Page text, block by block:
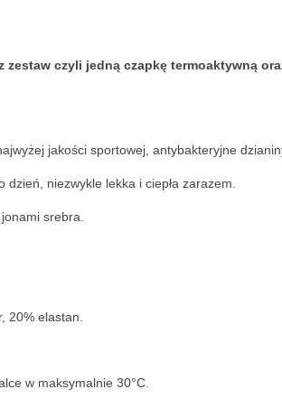
zestaw czyli jedną czapkę termoaktywną
jakości sportowej, antybakteryjne
dzień, niezwykle lekka i ciepła zarazem.
srebra.
20% elastan.
w maksymalnie 30°C.